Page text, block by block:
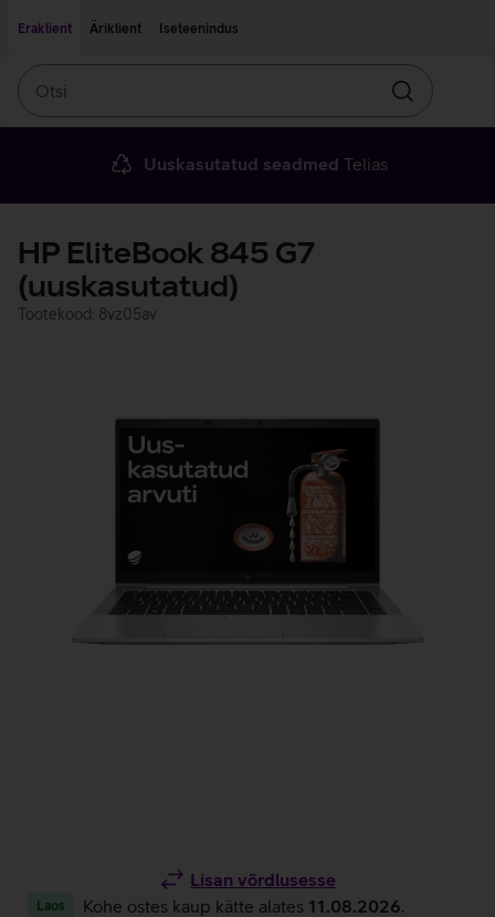
Eraklient
Äriklient Iseteenindus
Otsin
Uuskasutatud seadmed Telias
HP EliteBook 845 G7
(uuskasutatud)
Tootekood: 8vz05av
Lisan võrdlusesse
Laos Kohe ostes kaup kätte alates 11.08.2026